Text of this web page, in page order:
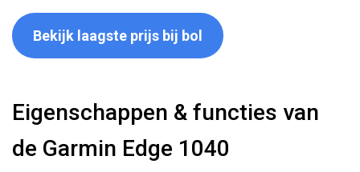
Bekijk laagste prijs bij bol
Eigenschappen & functies van
de Garmin Edge 1040